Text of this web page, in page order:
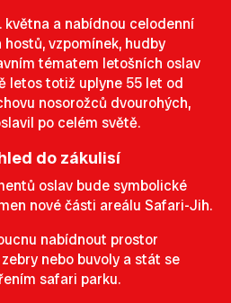
května a nabídnou celodenní
vzpomínek, hudby
tématem letošních oslav
letos totiž uplyne 55 let od
nosorožců dvourohých,
po celém světě.
do zákulisí
oslav bude symbolické
nové části areálu Safari-Jih.
nabídnout prostor
nebo buvoly a stát se
safari parku.